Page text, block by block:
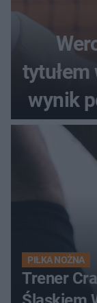
tytułem
wynik
PIŁKA NOŻNA
Trener